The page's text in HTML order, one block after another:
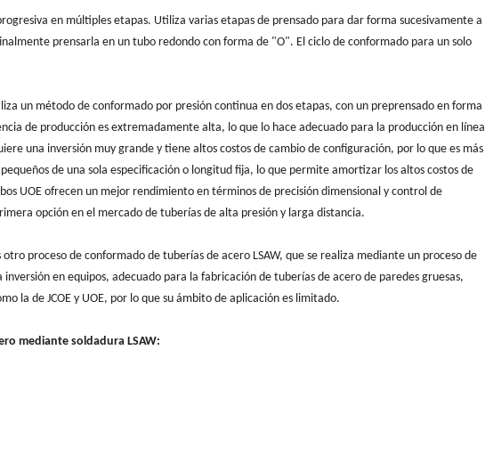
en múltiples etapas. Utiliza varias etapas de prensado para dar forma sucesivamente a
prensarla en un tubo redondo con forma de "O". El ciclo de conformado para un solo
un método de conformado por presión continua en dos etapas, con un preprensado en forma
de producción es extremadamente alta, lo que lo hace adecuado para la producción en línea
una inversión muy grande y tiene altos costos de cambio de configuración, por lo que es más
de una sola especificación o longitud fija, lo que permite amortizar los altos costos de
UOE ofrecen un mejor rendimiento en términos de precisión dimensional y control de
opción en el mercado de tuberías de alta presión y larga distancia.
otro proceso de conformado de tuberías de acero LSAW, que se realiza mediante un proceso de
en equipos, adecuado para la fabricación de tuberías de acero de paredes gruesas,
la de JCOE y UOE, por lo que su ámbito de aplicación es limitado.
mediante soldadura LSAW: